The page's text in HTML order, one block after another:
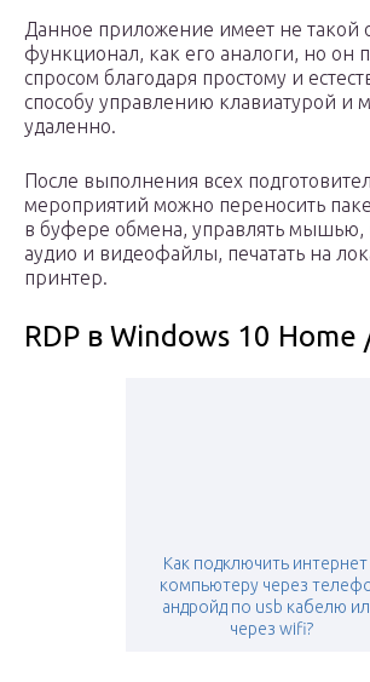
Данное приложение имеет не
функционал, как его аналоги, но он
спросом благодаря простому и
способу управлению клавиатурой и
удаленно.
После выполнения всех
мероприятий можно переносить
в буфере обмена, управлять мышью,
аудио и видеофайлы, печатать на
принтер.
RDP в Windows 10 Home
Как подключить интернет
компьютеру через
андройд по usb кабелю
через wifi?